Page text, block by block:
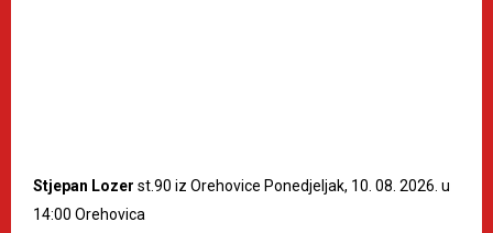
Stjepan Lozer st.90 iz Orehovice Ponedjeljak, 10. 08. 2026. u
14:00 Orehovica